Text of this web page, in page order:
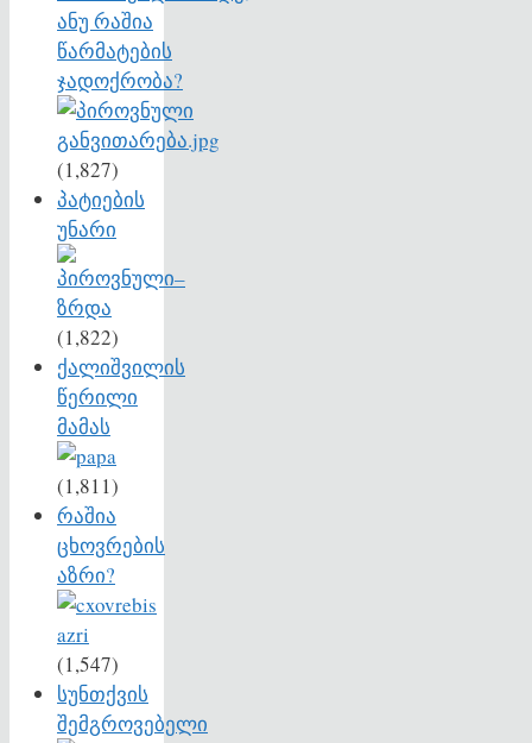
ანუ რაშია
წარმატების
ჯადოქრობა?
(1,827)
პატიების
უნარი
(1,822)
ქალიშვილის
წერილი
მამას
(1,811)
რაშია
ცხოვრების
აზრი?
(1,547)
სუნთქვის
შემგროვებელი